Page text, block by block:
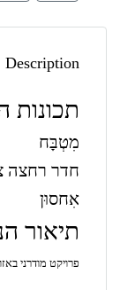
Description
תכונות
מִטְבָּח
חדר רחצה
אִחסוּן
תיאור
פרויקט מודרני